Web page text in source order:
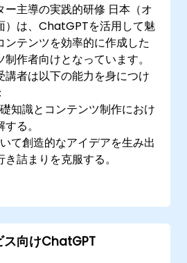
ー主導の実践的研修 日本（オ
）は、ChatGPTを活用して魅
ンテンツを効率的に作成した
作者向けとなっています。
講者は以下の能力を身につけ
知識とコンテンツ制作におけ
る。
て創造的なアイデアを生み出
詰まりを克服する。
。
ワークフローでChatGPTを利
トプラクティスを実践でき
ス向けChatGPT